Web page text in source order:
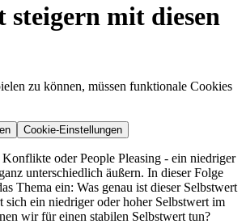
steigern mit diesen
zu können, müssen funktionale Cookies
Cookie-Einstellungen
oder People Pleasing - ein niedriger
unterschiedlich äußern. In dieser Folge
Thema ein: Was genau ist dieser Selbstwert
sich ein niedriger oder hoher Selbstwert im
wir für einen stabilen Selbstwert tun?